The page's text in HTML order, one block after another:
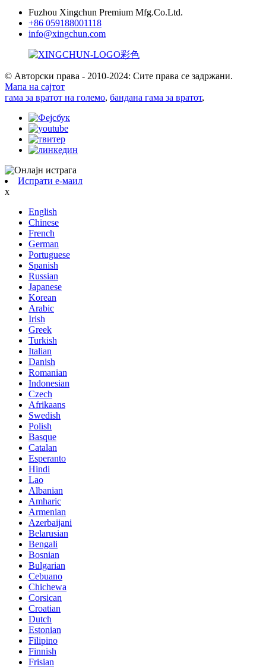
Fuzhou Xingchun Premium Mfg.Co.Ltd.
+86 059188001118
info@xingchun.com
© Авторски права - 2010-2024: Сите права се задржани.
Мапа на сајтот
гама за вратот на големо, бандана гама за вратот,
Испрати е-маил
x
English
Chinese
French
German
Portuguese
Spanish
Russian
Japanese
Korean
Arabic
Irish
Greek
Turkish
Italian
Danish
Romanian
Indonesian
Czech
Afrikaans
Swedish
Polish
Basque
Catalan
Esperanto
Hindi
Lao
Albanian
Amharic
Armenian
Azerbaijani
Belarusian
Bengali
Bosnian
Bulgarian
Cebuano
Chichewa
Corsican
Croatian
Dutch
Estonian
Filipino
Finnish
Frisian